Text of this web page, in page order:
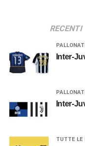
RECENTI
Inter-
Inter-
TUTTE LE